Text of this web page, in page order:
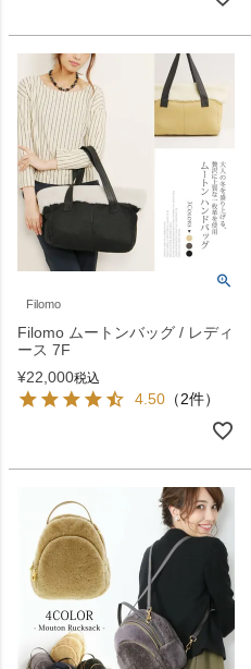
Filomo
Filomo ムートンバッグ / レディ
ース 7F
¥22,000税込
4.50 （2件）